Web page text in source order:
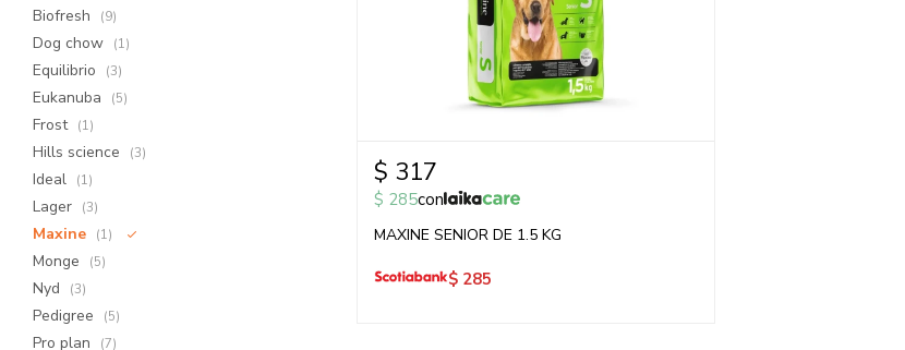
$ 317
$ 285con
MAXINE SENIOR DE 1.5 KG
$ 285
Biofresh (9)
Dog chow (1)
Equilibrio (3)
Eukanuba (5)
Frost (1)
Hills science (3)
Ideal (1)
Lager (3)
Maxine (1)
Monge (5)
Nyd (3)
Pedigree (5)
Pro plan (7)